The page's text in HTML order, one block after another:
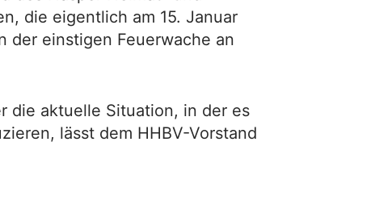
die eigentlich am 15. Januar
der einstigen Feuerwache an
die aktuelle Situation, in der es
lässt dem HHBV-Vorstand